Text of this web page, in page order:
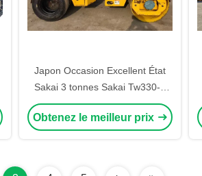
Japon Occasion Excellent État
Sakai 3 tonnes Sakai Tw330-T
Rouleau Compacteur Routier
Hydraulique Mini d'Occasion
Obtenez le meilleur prix